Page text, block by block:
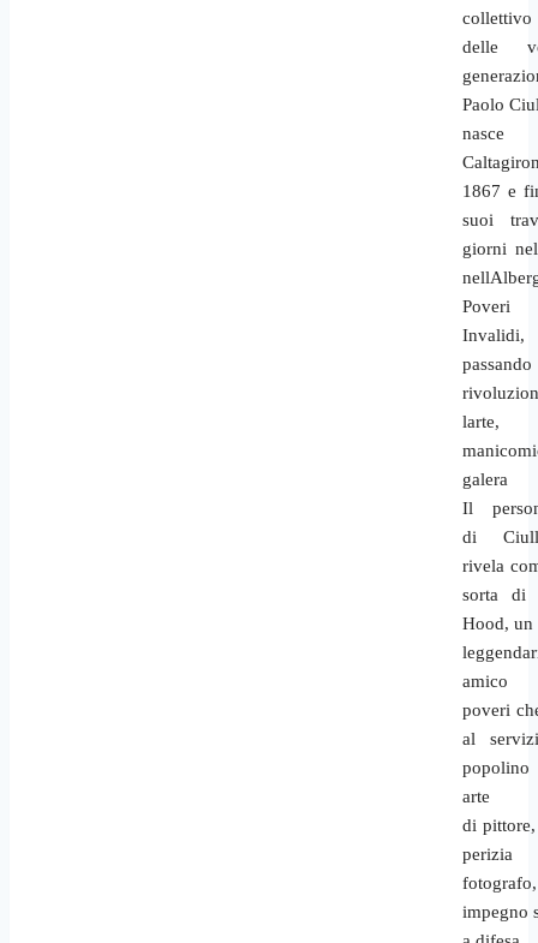
collettivo
delle
Paolo
1867 e
suoi
giorni
Poveri
Invalidi,
galera
Il
di
rivela
sorta di
Hood, un
poveri
al
popolino
arte
di pittore,
impegno